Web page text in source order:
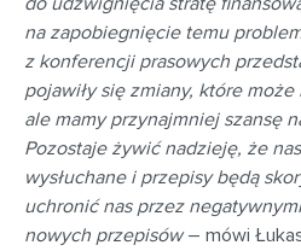
na zapobiegnięcie temu
z konferencji prasowych
pojawiły się zmiany, które może
ale mamy przynajmniej szansę
Pozostaje żywić nadzieję, że
wysłuchane i przepisy będą
uchronić nas przez
nowych przepisów– mówi